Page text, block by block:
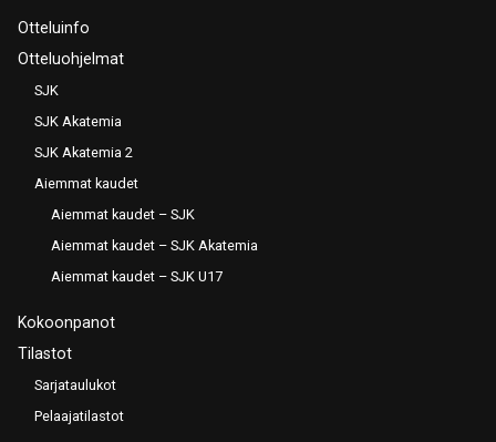
Otteluinfo
Otteluohjelmat
SJK
SJK Akatemia
SJK Akatemia 2
Aiemmat kaudet
Aiemmat kaudet – SJK
Aiemmat kaudet – SJK Akatemia
Aiemmat kaudet – SJK U17
Kokoonpanot
Tilastot
Sarjataulukot
Pelaajatilastot